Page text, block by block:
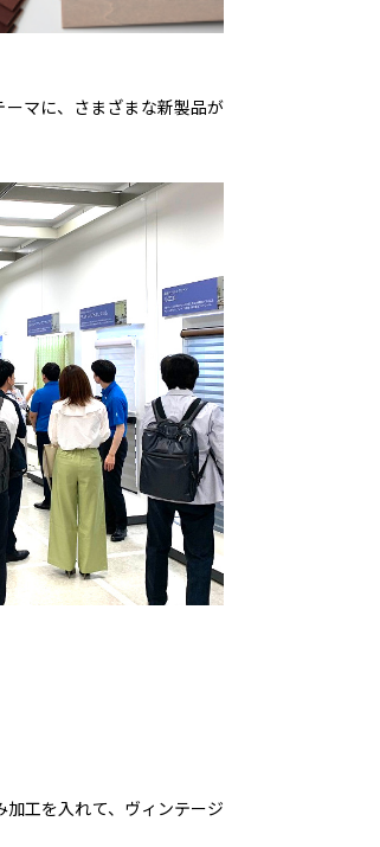
マに、さまざまな新製品が
工を入れて、ヴィンテージ